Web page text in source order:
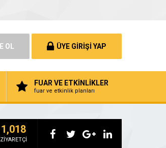
OL ÜYE GİRİŞİ YAP
FUAR VE ETKİNLİKLER
fuar ve etkinlik planları
1,018
ZİYARETÇİ